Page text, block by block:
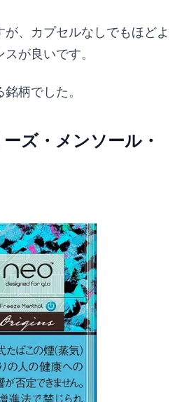
、カプセルなしでもほどよ
が良いです。
柄でした。
ズ・メンソール・